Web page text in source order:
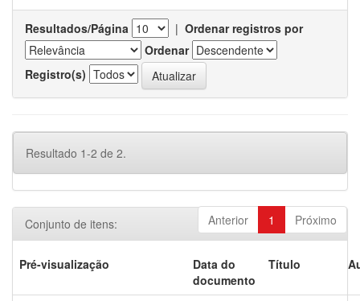
Resultados/Página | Ordenar registros por
Ordenar
Registro(s)
Resultado 1-2 de 2.
Anterior 1 Próximo
Conjunto de itens:
Pré-visualização
Data do
documento
Título